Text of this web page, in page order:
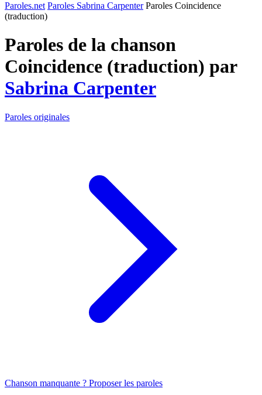
Paroles.net Paroles Sabrina Carpenter Paroles Coincidence
(traduction)
Paroles de la chanson
Coincidence (traduction) par
Sabrina Carpenter
Paroles originales
Chanson manquante ? Proposer les paroles